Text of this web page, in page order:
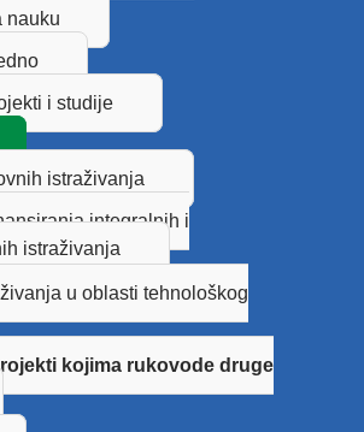
nauku
i studije
istraživanja
integralnih i
istraživanja
u oblasti tehnološkog
kojima rukovode druge